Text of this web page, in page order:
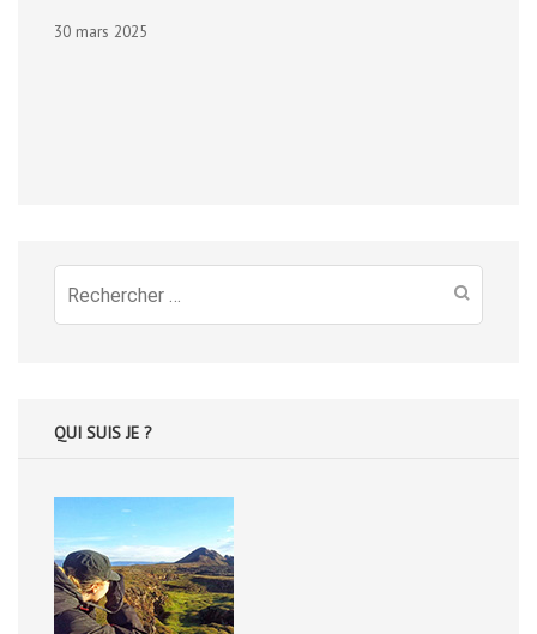
30 mars 2025
Recherche
pour
QUI SUIS JE ?